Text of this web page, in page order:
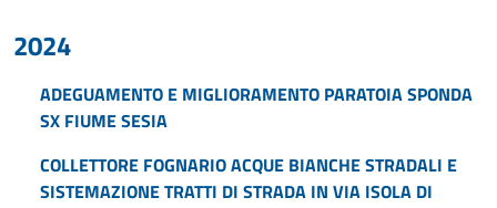
2024
ADEGUAMENTO E MIGLIORAMENTO PARATOIA SPONDA
SX FIUME SESIA
COLLETTORE FOGNARIO ACQUE BIANCHE STRADALI E
SISTEMAZIONE TRATTI DI STRADA IN VIA ISOLA DI